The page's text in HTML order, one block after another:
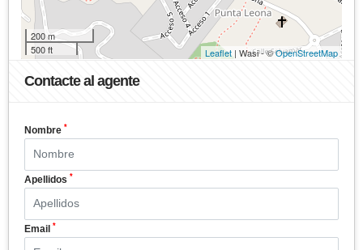
200 m
500 ft
Leaflet | Wasi - ©OpenStreetMap
Contacte al agente
Nombre *
Apellidos *
Email *